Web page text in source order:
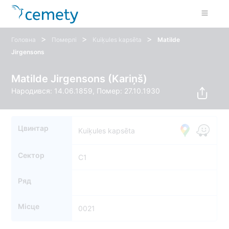
Головна > Померлі > Kuiķules kapsēta >
Matilde
Jirgensons
Matilde Jirgensons (Kariņš)
Народився: 14.06.1859, Помер: 27.10.1930
Цвинтар Kuiķules kapsēta
Сектор C1
Ряд
Місце 0021